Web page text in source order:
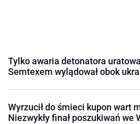
Tylko awaria detonatora
Semtexem wylądował obok
Wyrzucił do śmieci kupon wart
Niezwykły finał poszukiwań we